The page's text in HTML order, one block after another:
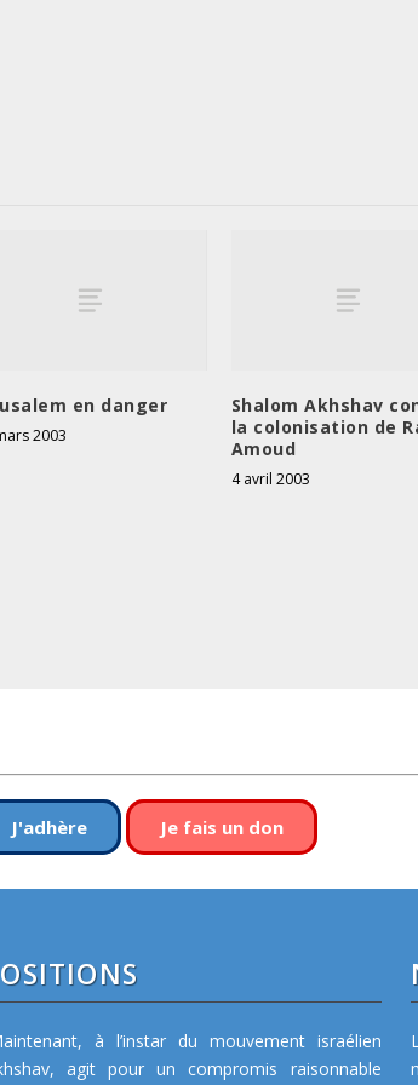
en danger
2003
Shalom Akhshav
la colonisation de
Amoud
4 avril 2003
J'adhère Je fais un don
à l’instar du mouvement israélien
agit pour un compromis raisonnable